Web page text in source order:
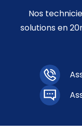
Nos
solutions en